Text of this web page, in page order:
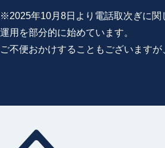
※2025年10月8日より電話取次ぎに関
運用を部分的に始めています。
ご不便おかけすることもございますが